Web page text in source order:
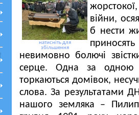
натисніть для
збільшення
війни,
б нести
невимовно болючі
серце. Одна за одною
торкаються домівок,
слова. За результатами
нашого земляка –